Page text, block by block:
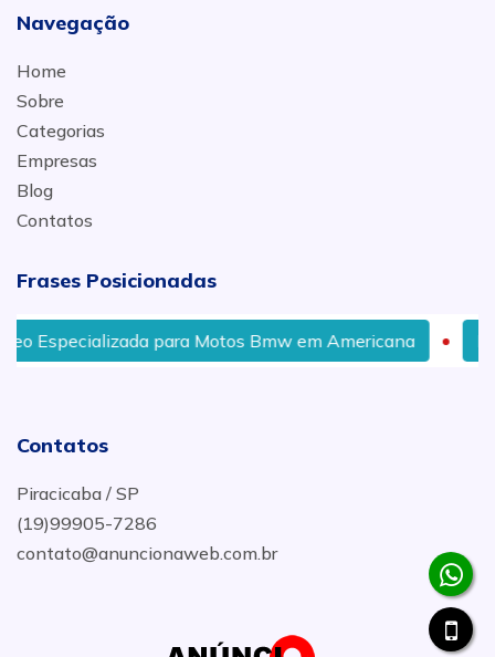
Navegação
Home
Sobre
Categorias
Empresas
Blog
Contatos
Frases Posicionadas
para Motos Bmw em Americana Instalação de
Contatos
Piracicaba / SP
(19)99905-7286
contato@anuncionaweb.com.br